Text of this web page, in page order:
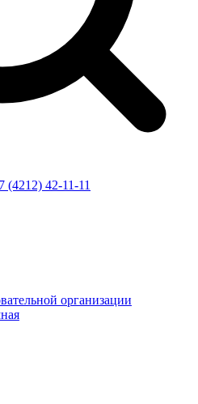
(4212) 42-11-11
организации